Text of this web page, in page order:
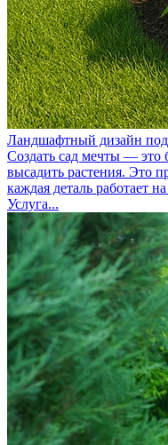
Ландшафтный дизайн
Создать сад мечты — это
высадить растения. Это
каждая деталь работает
Услуга...